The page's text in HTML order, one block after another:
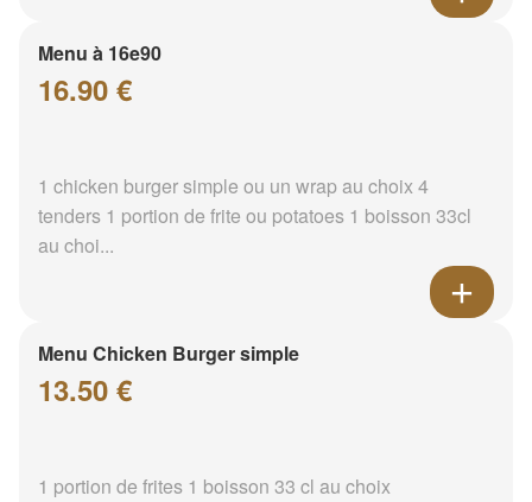
Menu à 16e90
16.90 €
1 chicken burger simple ou un wrap au choix 4
tenders 1 portion de frite ou potatoes 1 boisson 33cl
au choi...
Menu Chicken Burger simple
13.50 €
1 portion de frites 1 boisson 33 cl au choix